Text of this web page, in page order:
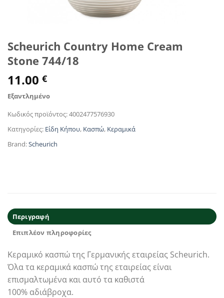
Scheurich Country Home Cream
Stone 744/18
11.00 €
Εξαντλημένο
Κωδικός προϊόντος:4002477576930
Κατηγορίες: Είδη Κήπου, Κασπώ, Κεραμικά
Brand:Scheurich
Περιγραφή
Επιπλέον πληροφορίες
Κεραμικό κασπώ της Γερμανικής εταιρείας Scheurich.
Όλα τα κεραμικά κασπώ της εταιρείας είναι
επισμαλτωμένα και αυτό τα καθιστά
100% αδιάβροχα.